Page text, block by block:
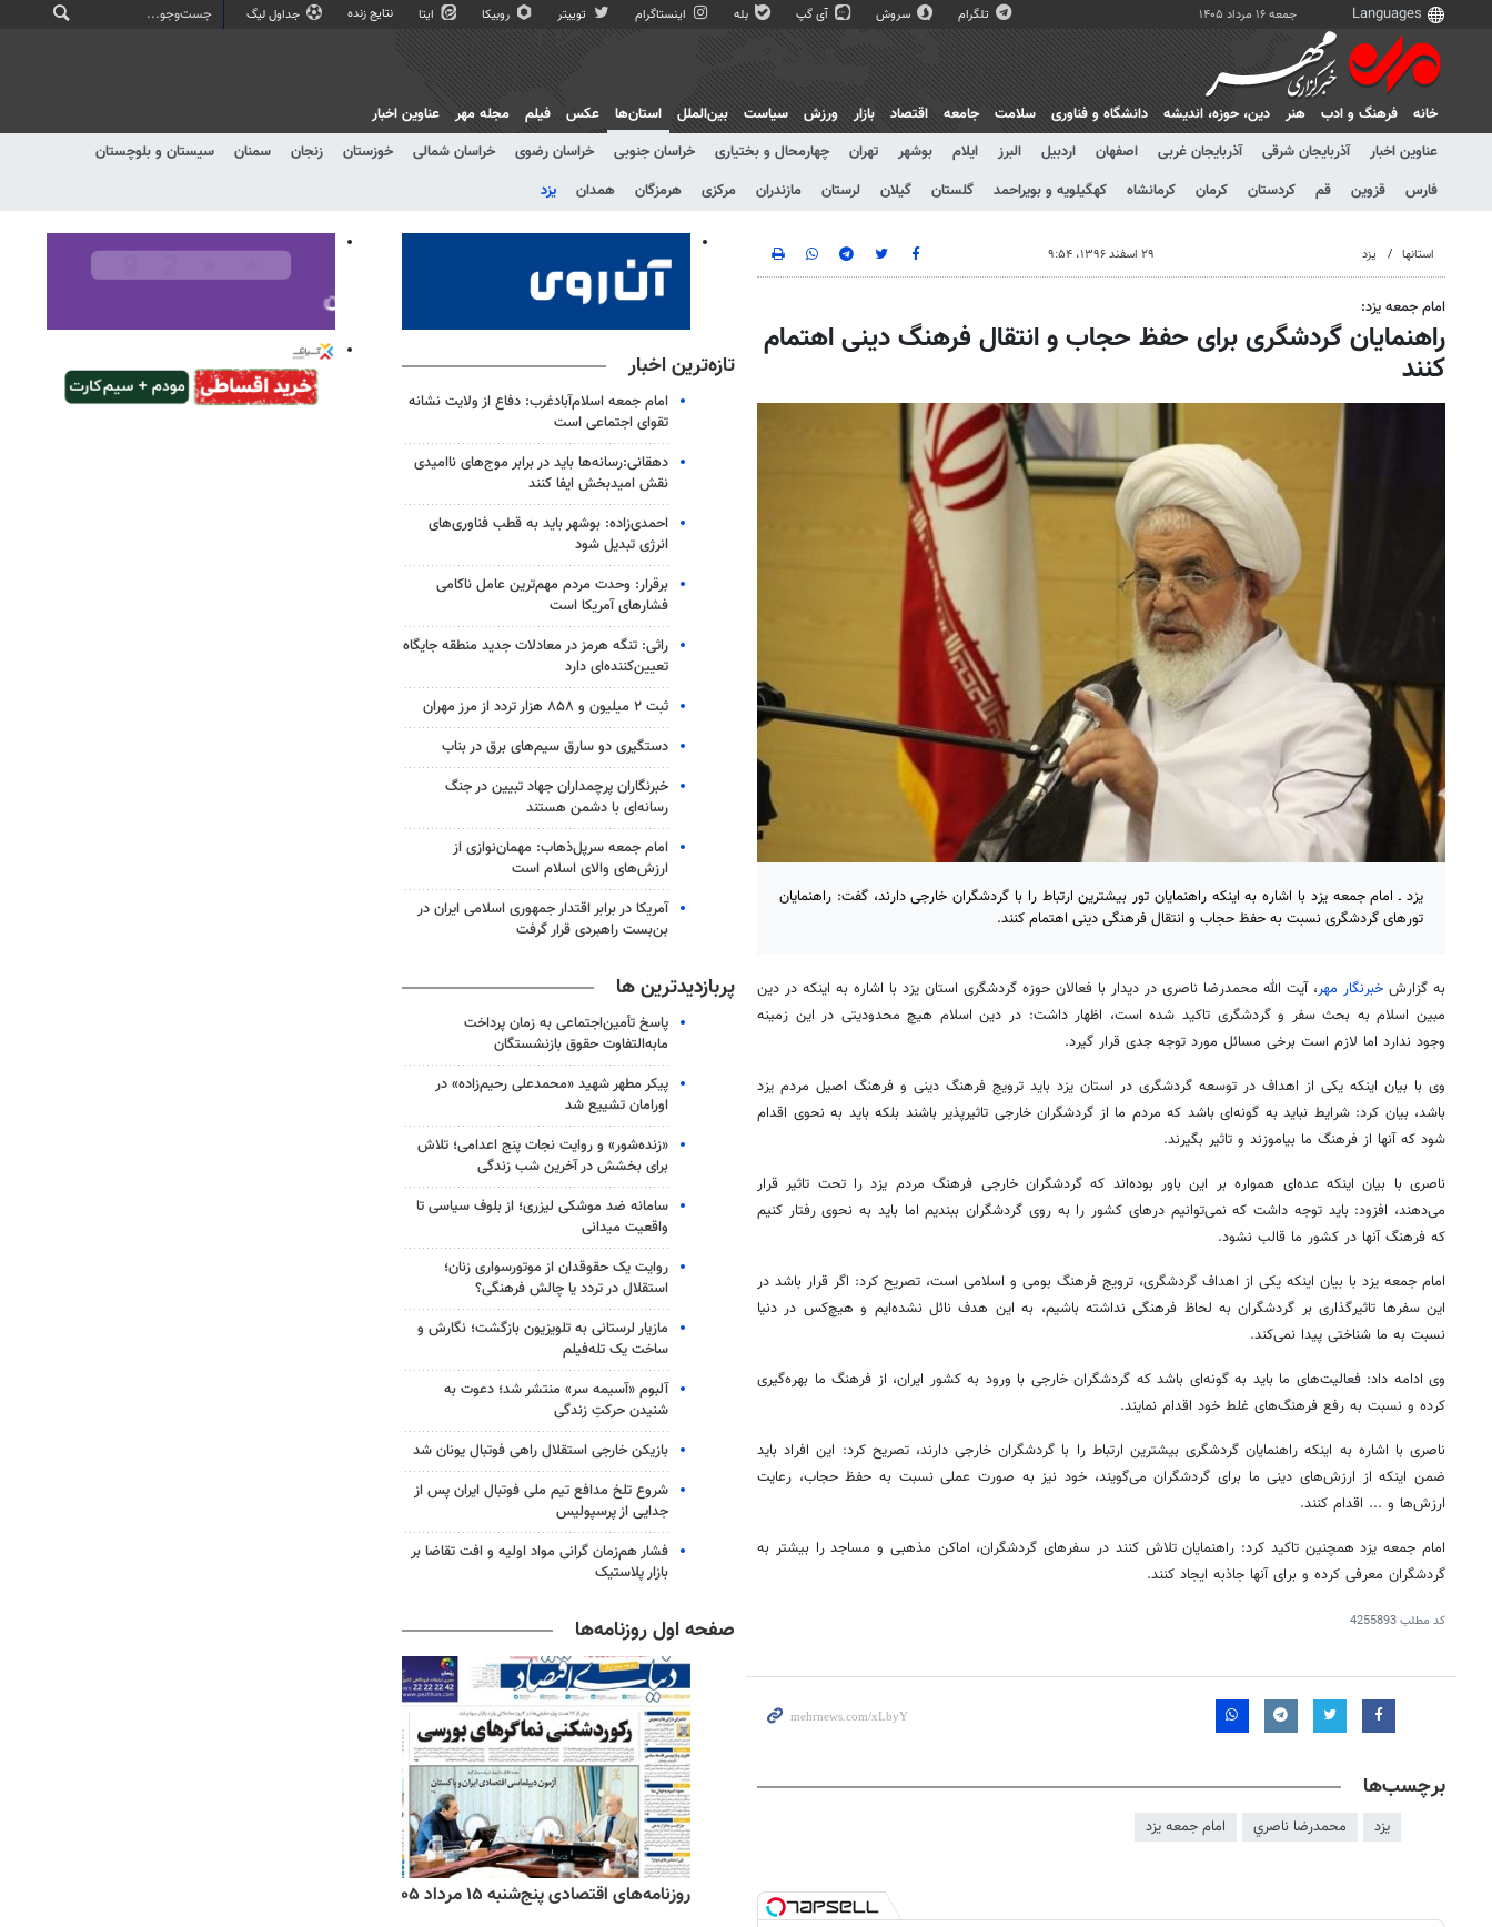
جمعه ۱۶ مرداد ۱۴۰۵ تلگرام سروش آی گپ بله اینستاگرام توییتر روبیکا ایتا نتایج زنده جداول لیگ
خانه فرهنگ و ادب هنر دين، حوزه، انديشه دانشگاه و فناوری سلامت جامعه اقتصاد بازار ورزش سیاست بین‌الملل
استان‌ها
عناوین اخبار
آذربایجان شرقی آذربایجان غربی اصفهان اردبیل البرز ایلام بوشهر تهران چهارمحال و بختیاری خراسان جنوبی خراسان رضوی خراسان شمالی خوزستان زنجان سمنان
سیستان و بلوچستان
فارس
قزوین قم کردستان کرمان کرمانشاه کهگیلویه و بویراحمد گلستان گیلان لرستان مازندران مرکزی هرمزگان همدان یزد
عکس فیلم مجله مهر عناوین اخبار
استانها یزد ۲۹ اسفند ۱۳۹۶، ۹:۵۴
امام جمعه یزد:
راهنمایان گردشگری برای حفظ حجاب و انتقال فرهنگ دینی اهتمام
کنند
یزد ـ امام جمعه یزد با اشاره به اینکه راهنمایان تور بیشترین ارتباط را با گردشگران خارجی دارند، گفت: راهنمایان
تورهای گردشگری نسبت به حفظ حجاب و انتقال فرهنگی دینی اهتمام کنند.
به گزارش خبرنگار مهر، آیت الله محمدرضا ناصری در دیدار با فعالان حوزه گردشگری استان یزد با اشاره به اینکه در دین
مبین اسلام به بحث سفر و گردشگری تاکید شده است، اظهار داشت: در دین اسلام هیچ محدودیتی در این زمینه
وجود ندارد اما لازم است برخی مسائل مورد توجه جدی قرار گیرد.
وی با بیان اینکه یکی از اهداف در توسعه گردشگری در استان یزد باید ترویج فرهنگ دینی و فرهنگ اصیل مردم یزد
باشد، بیان کرد: شرایط نباید به گونه‌ای باشد که مردم ما از گردشگران خارجی تاثیرپذیر باشند بلکه باید به نحوی اقدام
شود که آنها از فرهنگ ما بیاموزند و تاثیر بگیرند.
ناصری با بیان اینکه عده‌ای همواره بر این باور بوده‌اند که گردشگران خارجی فرهنگ مردم یزد را تحت تاثیر قرار
می‌دهند، افزود: باید توجه داشت که نمی‌توانیم درهای کشور را به روی گردشگران ببندیم اما باید به نحوی رفتار کنیم
که فرهنگ آنها در کشور ما قالب نشود.
امام جمعه یزد با بیان اینکه یکی از اهداف گردشگری، ترویج فرهنگ بومی و اسلامی است، تصریح کرد: اگر قرار باشد در
این سفرها تاثیرگذاری بر گردشگران به لحاظ فرهنگی نداشته باشیم، به این هدف نائل نشده‌ایم و هیچ‌کس در دنیا
نسبت به ما شناختی پیدا نمی‌کند.
وی ادامه داد: فعالیت‌های ما باید به گونه‌ای باشد که گردشگران خارجی با ورود به کشور ایران، از فرهنگ ما بهره‌گیری
کرده و نسبت به رفع فرهنگ‌های غلط خود اقدام نمایند.
ناصری با اشاره به اینکه راهنمایان گردشگری بیشترین ارتباط را با گردشگران خارجی دارند، تصریح کرد: این افراد باید
ضمن اینکه از ارزش‌های دینی ما برای گردشگران می‌گویند، خود نیز به صورت عملی نسبت به حفظ حجاب، رعایت
ارزش‌ها و ... اقدام کنند.
امام جمعه یزد همچنین تاکید کرد: راهنمایان تلاش کنند در سفرهای گردشگران، اماکن مذهبی و مساجد را بیشتر به
گردشگران معرفی کرده و برای آنها جاذبه ایجاد کنند.
کد مطلب4255893
برچسب‌ها
یزد محمدرضا ناصري امام جمعه یزد
تازه‌ترین اخبار
امام جمعه اسلام‌آبادغرب: دفاع از ولایت نشانه
تقوای اجتماعی است
دهقانی:رسانه‌ها باید در برابر موج‌های ناامیدی
نقش امیدبخش ایفا کنند
احمدی‌زاده: بوشهر باید به قطب فناوری‌های
انرژی تبدیل شود
برقرار: وحدت مردم مهم‌ترین عامل ناکامی
فشارهای آمریکا است
راثی: تنگه هرمز در معادلات جدید منطقه جایگاه
تعیین‌کننده‌ای دارد
ثبت ۲ میلیون و ۸۵۸ هزار تردد از مرز مهران
دستگیری دو سارق سیم‌های برق در بناب
خبرنگاران پرچمداران جهاد تبیین در جنگ
رسانه‌ای با دشمن هستند
امام جمعه سرپل‌ذهاب: مهمان‌نوازی از
ارزش‌های والای اسلام است
آمریکا در برابر اقتدار جمهوری اسلامی ایران در
بن‌بست راهبردی قرار گرفت
پربازدیدترین ها
پاسخ تأمین‌اجتماعی به زمان پرداخت
مابه‌التفاوت حقوق بازنشستگان
پیکر مطهر شهید «محمدعلی رحیم‌زاده» در
اورامان تشییع شد
«زنده‌شور» و روایت نجات پنج اعدامی؛ تلاش
برای بخشش در آخرین شب زندگی
سامانه ضد موشکی لیزری؛ از بلوف سیاسی تا
واقعیت میدانی
روایت یک حقوقدان از موتورسواری زنان؛
استقلال در تردد یا چالش فرهنگی؟
مازیار لرستانی به تلویزیون بازگشت؛ نگارش و
ساخت یک تله‌فیلم
آلبوم «آسیمه سر» منتشر شد؛ دعوت به
شنیدن حرکتِ زندگی
بازیکن خارجی استقلال راهی فوتبال یونان شد
شروع تلخ مدافع تیم ملی فوتبال ایران پس از
جدایی از پرسپولیس
فشار هم‌زمان گرانی مواد اولیه و افت تقاضا بر
بازار پلاستیک
صفحه اول روزنامه‌ها
روزنامه‌های ورزشی پنج‌شنبه ۱۵ مرداد ۱۴۰۵ روزنامه‌های اقتصادی پنج‌شنبه ۱۵ مرداد ۱۴۰۵